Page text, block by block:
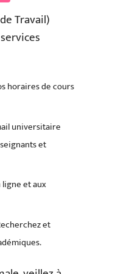
Travail)
horaires de cours
universitaire
et
ligne et aux
et